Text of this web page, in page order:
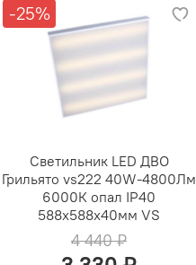
-25%
Светильник LED ДВО
Грильято vs222 40W-4800Лм
6000К опал IP40
588х588х40мм VS
4 440 ₽